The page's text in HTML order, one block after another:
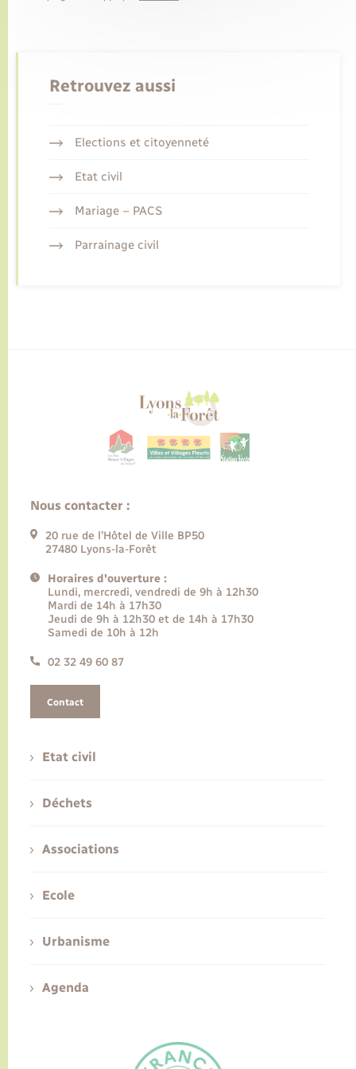
Retrouvez aussi
Elections et citoyenneté
Etat civil
Mariage – PACS
Parrainage civil
Nous contacter :
20 rue de l’Hôtel de Ville BP50
27480 Lyons-la-Forêt
Horaires d'ouverture :
Lundi, mercredi, vendredi de 9h à 12h30
Mardi de 14h à 17h30
Jeudi de 9h à 12h30 et de 14h à 17h30
Samedi de 10h à 12h
02 32 49 60 87
Contact
Etat civil
Déchets
Associations
Ecole
Urbanisme
Agenda